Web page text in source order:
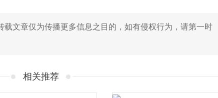
文章仅为传播更多信息之目的，如有侵权行为，请第一时
相关推荐